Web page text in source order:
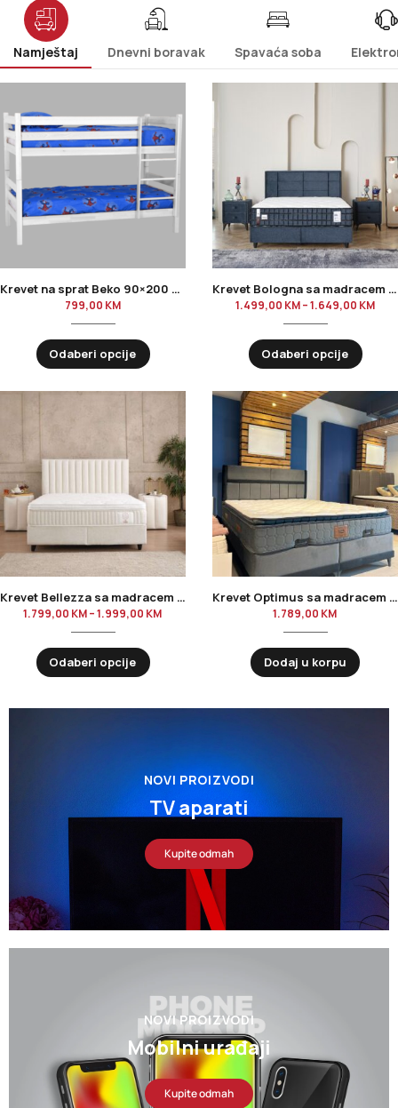
Namještaj Dnevni boravak Spavaća soba
Krevet na sprat Beko 90×200 – Bijeli ili boja drveta
799,00 KM
Odaberi opcije
Krevet Bologna sa madracem | Tamno plavi 160×200 i 180×200
1.499,00 KM–1.649,00 KM
Odaberi opcije
Krevet Bellezza sa madracem | 160×200 i 180×200
1.799,00 KM– 1.999,00 KM
Odaberi opcije
Krevet Optimus sa madracem | Sivi 160×200
1.789,00 KM
Dodaj u korpu
NOVI PROIZVODI
TV aparati
Kupite odmah
NOVI PROIZVODI
Mobilni urađaji
Kupite odmah